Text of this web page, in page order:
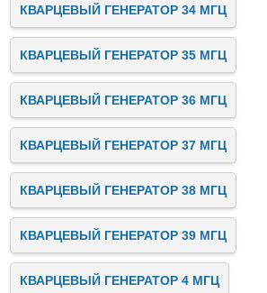
КВАРЦЕВЫЙ ГЕНЕРАТОР 34 МГЦ
КВАРЦЕВЫЙ ГЕНЕРАТОР 35 МГЦ
КВАРЦЕВЫЙ ГЕНЕРАТОР 36 МГЦ
КВАРЦЕВЫЙ ГЕНЕРАТОР 37 МГЦ
КВАРЦЕВЫЙ ГЕНЕРАТОР 38 МГЦ
КВАРЦЕВЫЙ ГЕНЕРАТОР 39 МГЦ
КВАРЦЕВЫЙ ГЕНЕРАТОР 4 МГЦ